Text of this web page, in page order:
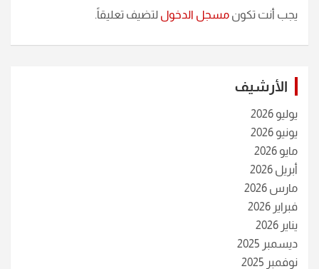
يجب أنت تكون مسجل الدخول لتضيف تعليقاً.
الأرشيف
يوليو 2026
يونيو 2026
مايو 2026
أبريل 2026
مارس 2026
فبراير 2026
يناير 2026
ديسمبر 2025
نوفمبر 2025